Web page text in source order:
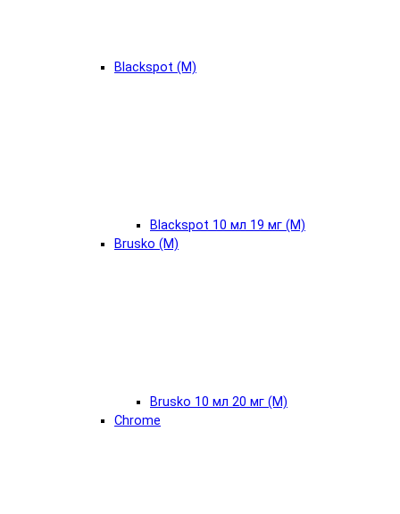
Blackspot (М)
Blackspot 10 мл 19 мг (М)
Brusko (М)
Brusko 10 мл 20 мг (М)
Chrome